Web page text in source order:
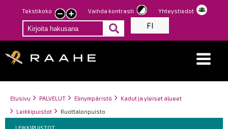
Hyppää
pääsisältöön
Tekstikoko
Pienennä
tekstin
kokoa
Suurenna
tekstin
kokoa
Vaihda kontrasti Yhteystiedot
FI
Breadcrumbs
You
are
Etusivu PALVELUT Elinympäristö
Kadut ja yleiset alueet
Leikkipuistot
Ruottalonpuisto
Breadcrumbs
You